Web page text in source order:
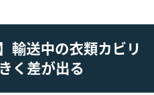
輸送中の衣類カビリ
く差が出る